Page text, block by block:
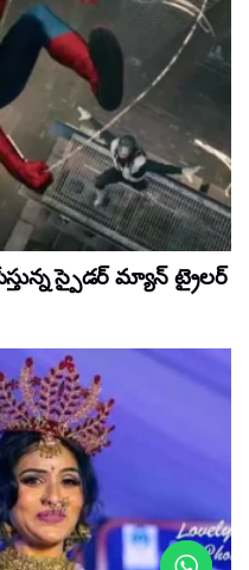
స్పైడర్ మ్యాన్ ట్రైలర్